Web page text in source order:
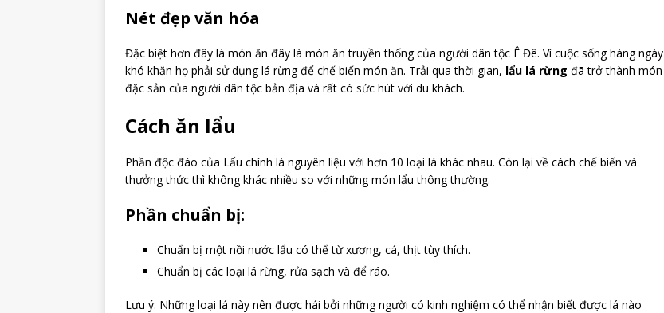
Nét đẹp văn hóa
Đặc biệt hơn đây là món ăn đây là món ăn truyền thống của người dân tộc Ê Đê. Vì cuộc sống hàng ngày
khó khăn họ phải sử dụng lá rừng để chế biến món ăn. Trải qua thời gian, lẩu lá rừng đã trở thành món
đặc sản của người dân tộc bản địa và rất có sức hút với du khách.
Cách ăn lẩu
Phần độc đáo của Lẩu chính là nguyên liệu với hơn 10 loại lá khác nhau. Còn lại về cách chế biến và
thưởng thức thì không khác nhiều so với những món lẩu thông thường.
Phần chuẩn bị:
Chuẩn bị một nồi nước lẩu có thể từ xương, cá, thịt tùy thích.
Chuẩn bị các loại lá rừng, rửa sạch và để ráo.
Lưu ý: Những loại lá này nên được hái bởi những người có kinh nghiệm có thể nhận biết được lá nào